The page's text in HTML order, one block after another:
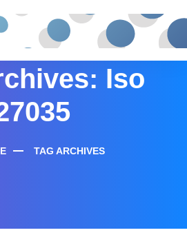
Iso
TAG ARCHIVES